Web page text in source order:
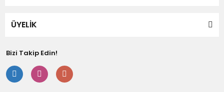
Bu ürüne benzer farklı alternatifler olmalı.
ÜYELİK
Bizi Takip Edin!